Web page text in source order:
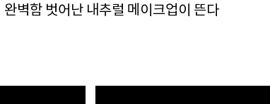
완벽함 벗어난 내추럴 메이크업이 뜬다